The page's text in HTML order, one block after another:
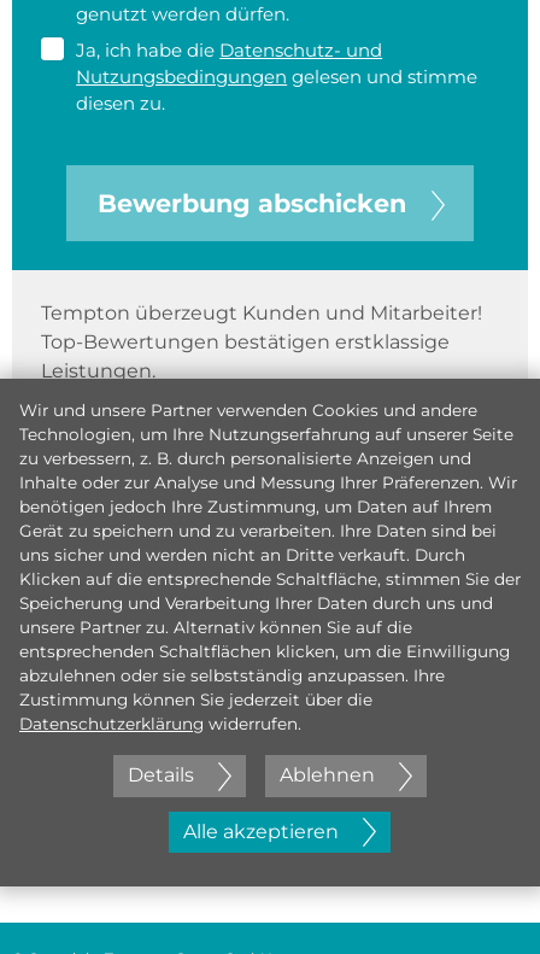
genutzt werden dürfen.
Ja, ich habe die Datenschutz- und
Nutzungsbedingungen gelesen und stimme
diesen zu.
Bewerbung abschicken
Tempton überzeugt Kunden und Mitarbeiter!
Top-Bewertungen bestätigen erstklassige
Leistungen.
Jetzt initiativ bewerben
Wir und unsere Partner verwenden Cookies und andere
Technologien, um Ihre Nutzungserfahrung auf unserer Seite
zu verbessern, z. B. durch personalisierte Anzeigen und
Inhalte oder zur Analyse und Messung Ihrer Präferenzen. Wir
benötigen jedoch Ihre Zustimmung, um Daten auf Ihrem
Gerät zu speichern und zu verarbeiten. Ihre Daten sind bei
uns sicher und werden nicht an Dritte verkauft. Durch
Klicken auf die entsprechende Schaltfläche, stimmen Sie der
Speicherung und Verarbeitung Ihrer Daten durch uns und
unsere Partner zu. Alternativ können Sie auf die
entsprechenden Schaltflächen klicken, um die Einwilligung
abzulehnen oder sie selbstständig anzupassen. Ihre
Zustimmung können Sie jederzeit über die
Datenschutzerklärung widerrufen.
Details Ablehnen
Alle akzeptieren